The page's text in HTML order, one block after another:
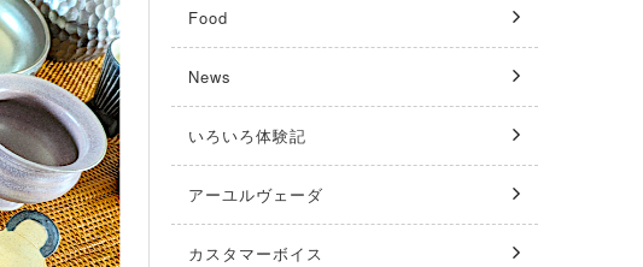
Food
News
いろいろ体験記
アーユルヴェーダ
カスタマーボイス